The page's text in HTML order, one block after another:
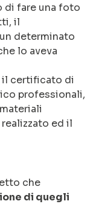
di fare una foto
il
determinato
lo aveva
il certificato di
professionali,
ed il
che
di quegli